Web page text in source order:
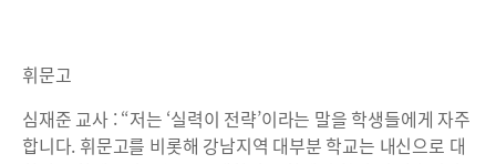
휘문고
심재준 교사 : “저는 ‘실력이 전략’이라는 말을 학생들에게 자주
합니다. 휘문고를 비롯해 강남지역 대부분 학교는 내신으로 대